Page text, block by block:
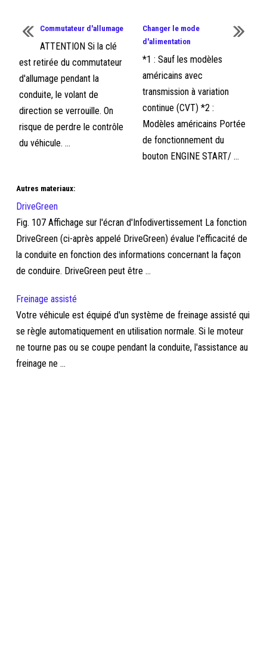
Commutateur d'allumage
ATTENTION Si la clé
est retirée du commutateur
d'allumage pendant la
conduite, le volant de
direction se verrouille. On
risque de perdre le contrôle
du véhicule. ...
Changer le mode
d'alimentation
*1 : Sauf les modèles
américains avec
transmission à variation
continue (CVT) *2 :
Modèles américains Portée
de fonctionnement du
bouton ENGINE START/ ...
Autres materiaux:
DriveGreen
Fig. 107 Affichage sur l'écran d'Infodivertissement La fonction
DriveGreen (ci-après appelé DriveGreen) évalue l'efficacité de
la conduite en fonction des informations concernant la façon
de conduire. DriveGreen peut être ...
Freinage assisté
Votre véhicule est équipé d'un système de freinage assisté qui
se règle automatiquement en utilisation normale. Si le moteur
ne tourne pas ou se coupe pendant la conduite, l'assistance au
freinage ne ...